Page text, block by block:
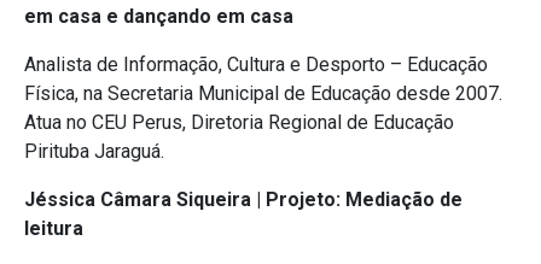
em casa e dançando em casa
Analista de Informação, Cultura e Desporto – Educação
Física, na Secretaria Municipal de Educação desde 2007.
Atua no CEU Perus, Diretoria Regional de Educação
Pirituba Jaraguá.
Jéssica Câmara Siqueira | Projeto: Mediação de
leitura